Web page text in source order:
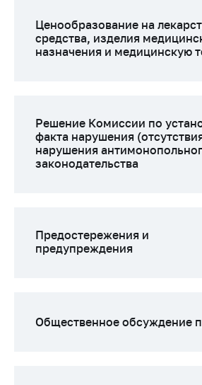
Ценообразование на
средства, изделия
назначения и медицинскую
Решение Комиссии по
факта нарушения
нарушения
законодательства
Предостережения и
предупреждения
Общественное обсуждение